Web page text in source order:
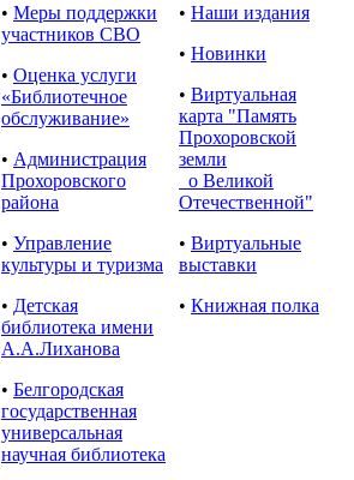
• Меры поддержки
участников СВО
• Оценка услуги
«Библиотечное
обслуживание»
• Администрация
Прохоровского
района
• Управление
культуры и туризма
• Детская
библиотека имени
А.А.Лиханова
• Белгородская
государственная
универсальная
научная библиотека
• Наши издания
• Новинки
• Виртуальная
карта "Память
Прохоровской
земли
о Великой
Отечественной"
• Виртуальные
выставки
• Книжная полка